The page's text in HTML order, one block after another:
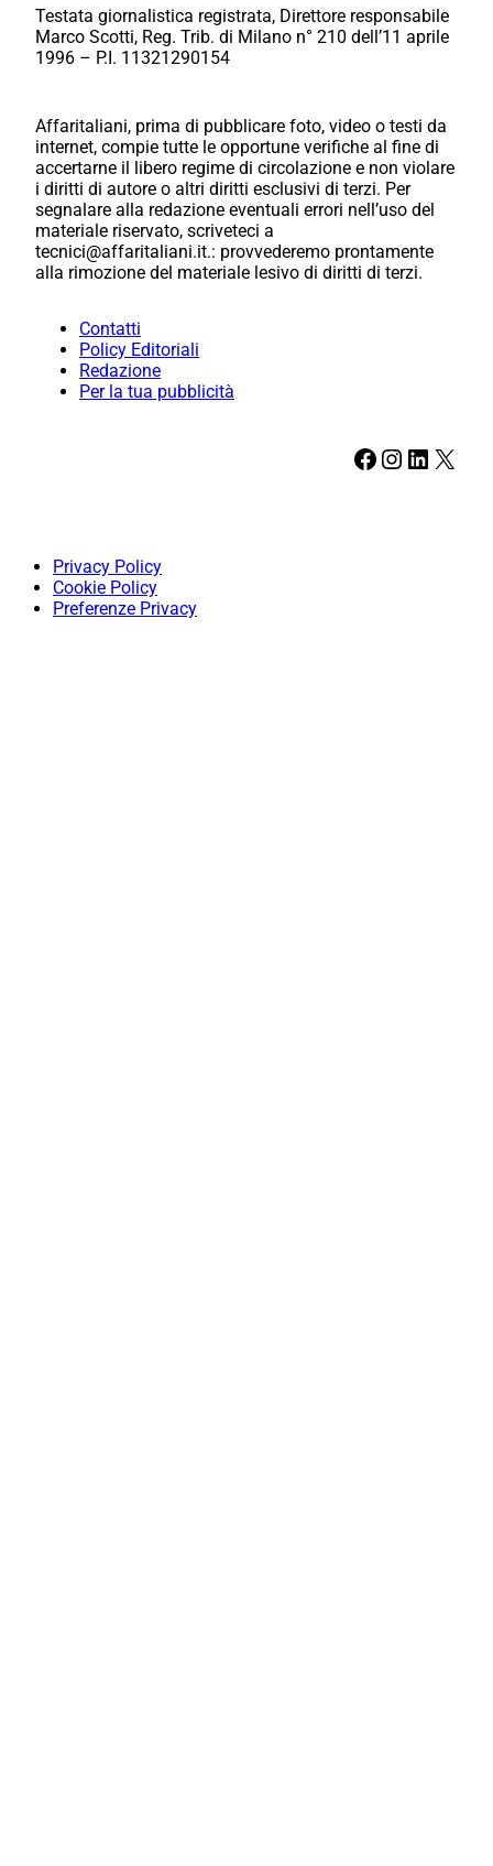
Testata giornalistica registrata, Direttore responsabile
Marco Scotti, Reg. Trib. di Milano n° 210 dell’11 aprile
1996 – P.I. 11321290154
Affaritaliani, prima di pubblicare foto, video o testi da
internet, compie tutte le opportune verifiche al fine di
accertarne il libero regime di circolazione e non violare
i diritti di autore o altri diritti esclusivi di terzi. Per
segnalare alla redazione eventuali errori nell’uso del
materiale riservato, scriveteci a
tecnici@affaritaliani.it.: provvederemo prontamente
alla rimozione del materiale lesivo di diritti di terzi.
Contatti
Policy Editoriali
Redazione
Per la tua pubblicità
Facebook Instagram LinkedIn X
Privacy Policy
Cookie Policy
Preferenze Privacy